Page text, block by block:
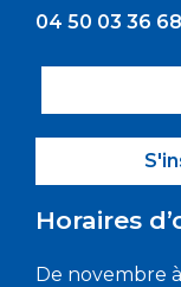
04 50 03 36 68
Horaires
De novembre